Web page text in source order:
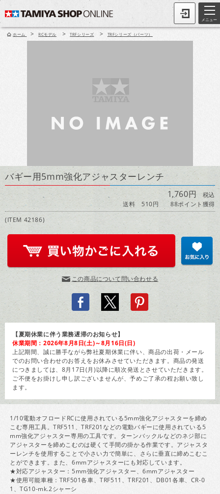
メニュー
ホーム > RCモデル > TRFシリーズ > TRFシリーズ（パーツ）
バギー用5mm強化アジャスターレンチ
1,760円 税込
送料 510円
88ポイント獲得
(ITEM 42186)
この商品について問い合わせる
【夏期休業に伴う業務遅滞のお知らせ】
休業期間：2026年8月8日(土)～8月16日(日)
上記期間、誠に勝手ながら弊社夏期休業に伴い、商品の出荷・メール
でのお問い合わせのお答えをお休みさせていただきます。商品の発送
につきましては、8月17日(月)以降に順次発送とさせていただきます。
ご不便をお掛けし申し訳ございませんが、予めご了承の程お願い致し
ます。
1/10電動オフロードRCに使用されている5mm強化アジャスターを締め
こむ専用工具。TRF511、TRF201などの電動バギーに使用されている5
mm強化アジャスター専用の工具です。ターンバックルなどのネジ部に
アジャスターを締めこむのは硬くて手間の掛かる作業です。アジャスタ
ーレンチを使用することで小さい力で簡単に、さらに垂直に締めこむこ
とができます。また、6mmアジャスターにも対応しています。
★対応アジャスター：5mm強化アジャスター、6mmアジャスター
★使用可能車種：TRF501各車、TRF511、TRF201、DB01各車、CR-0
1、TG10-mk.2シャーシ